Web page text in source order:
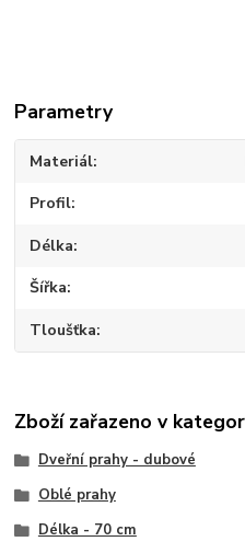
Parametry
Materiál
Profil
Délka
Šířka
Tloušťka
Zboží zařazeno v
Dveřní prahy - dubové
Oblé prahy
Délka - 70 cm